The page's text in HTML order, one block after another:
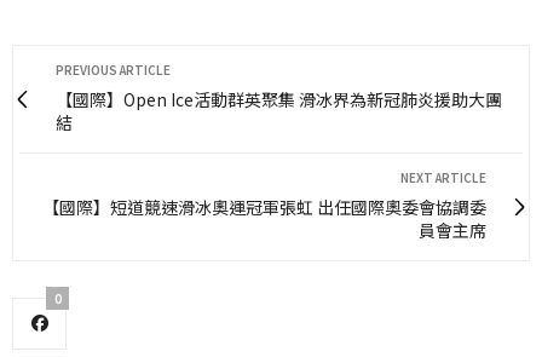
PREVIOUS ARTICLE
【國際】Open Ice活動群英聚集 滑冰界為新冠肺炎援助大團
結
NEXT ARTICLE
【國際】短道競速滑冰奧運冠軍張虹 出任國際奧委會協調委
員會主席
0